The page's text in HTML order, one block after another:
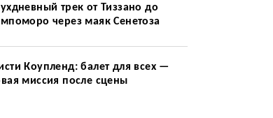
трек от Тиззано до
через маяк Сенетоза
Коупленд: балет для всех —
миссия после сцены